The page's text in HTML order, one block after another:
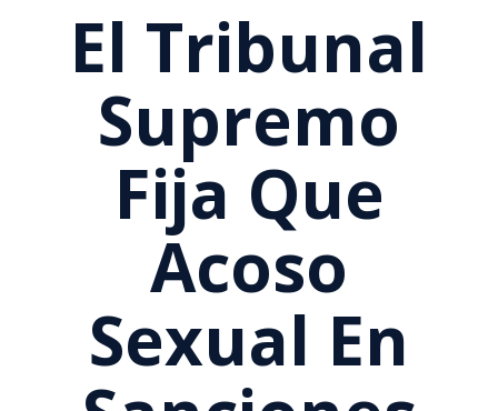
El Tribunal
Supremo
Fija Que
Acoso
Sexual En